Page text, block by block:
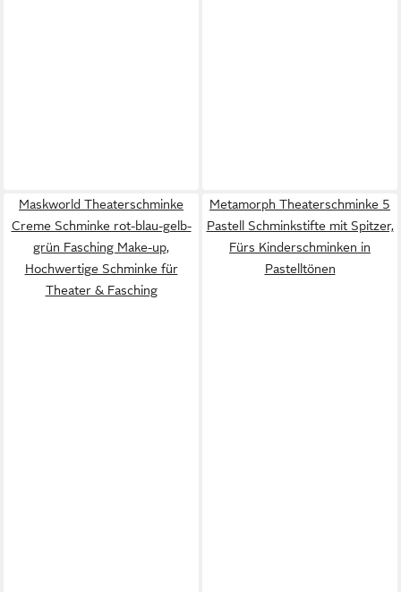
Maskworld Theaterschminke
Creme Schminke rot-blau-gelb-
grün Fasching Make-up,
Hochwertige Schminke für
Theater & Fasching
Metamorph Theaterschminke 5
Pastell Schminkstifte mit Spitzer,
Fürs Kinderschminken in
Pastelltönen